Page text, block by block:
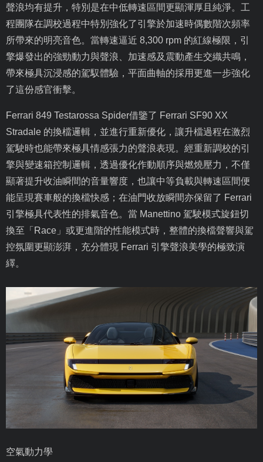
聲浪均有提升，特別是在中低轉速區間更顯渾厚且純淨。工
程團隊在調校過程中特別強化了引擎於加速時偶數階次頻率
所帶來的明亮音色。當轉速逼近 8,300 rpm 的紅線極限，引
擎爆發出的強勁動力與聲浪、加速感及震動產生交織共鳴，
帶來極具沉浸感的駕馭體驗，平面曲軸的採用更進一步強化
了這份感官衝擊。
Ferrari 849 Testarossa Spider借鑒了 Ferrari SF90 XX
Stradale 的換檔邏輯，並進行重新優化，讓升檔過程在激烈
駕駛時也能帶來極具情感張力的聲浪表現。經重新調校的引
擎與變速箱控制邏輯，透過優化作動順序與燃燒壓力，不僅
顯著提升收油瞬間的音量響度，也讓中等負載與轉速區間便
能呈現賽車般的換檔快感；在油門收放瞬間亦保留了 Ferrari
引擎極具代表性的排氣音色。當 Manettino 駕駛模式旋鈕切
換至「 Race 」或更進階的性能模式時，整體的換檔聲響與駕
控氛圍更顯澎湃，充分體現 Ferrari 引擎聲浪美學的極致演
繹。
空氣動力學